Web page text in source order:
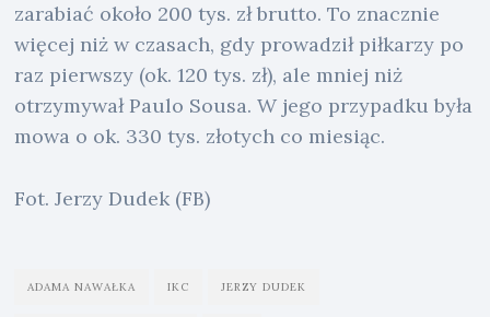
zarabiać około 200 tys. zł brutto. To znacznie
więcej niż w czasach, gdy prowadził piłkarzy po
raz pierwszy (ok. 120 tys. zł), ale mniej niż
otrzymywał Paulo Sousa. W jego przypadku była
mowa o ok. 330 tys. złotych co miesiąc.
Fot. Jerzy Dudek (FB)
ADAMA NAWAŁKA IKC JERZY DUDEK